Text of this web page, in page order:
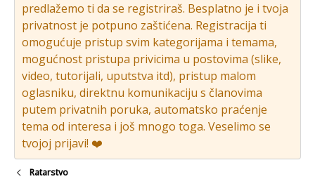
predlažemo ti da se registriraš. Besplatno je i tvoja
privatnost je potpuno zaštićena. Registracija ti
omogućuje pristup svim kategorijama i temama,
mogućnost pristupa privicima u postovima (slike,
video, tutorijali, uputstva itd), pristup malom
oglasniku, direktnu komunikaciju s članovima
putem privatnih poruka, automatsko praćenje
tema od interesa i još mnogo toga. Veselimo se
tvojoj prijavi! ❤️
Ratarstvo